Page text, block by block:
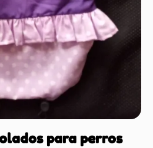
para perros